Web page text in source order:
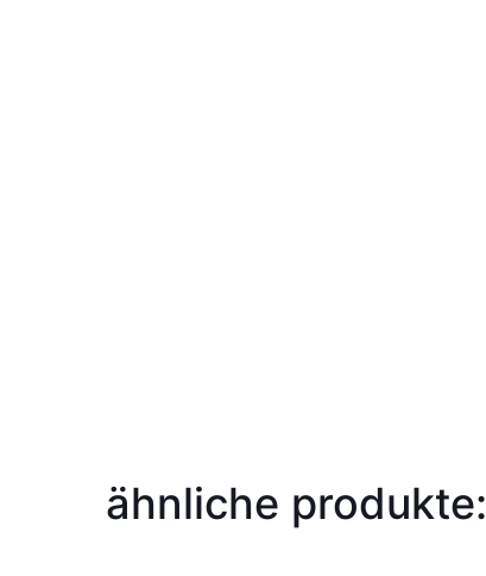
ähnliche produkte: